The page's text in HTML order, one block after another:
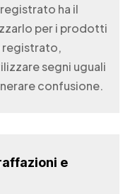
ha il
per i prodotti
registrato,
segni uguali
confusione.
e